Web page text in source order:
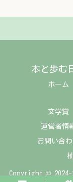
本と歩む
ホーム
文学賞
運営者情
お問い合
Copyright © 2024-